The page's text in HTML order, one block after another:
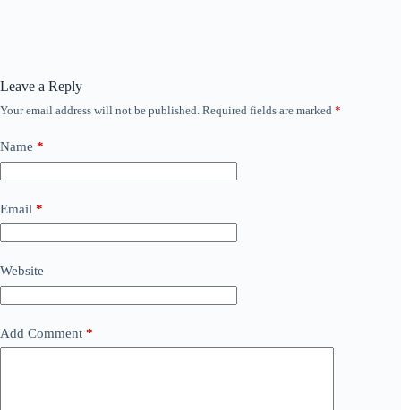
Leave a Reply
Your email address will not be published. Required fields are marked *
Name *
Email *
Website
Add Comment *